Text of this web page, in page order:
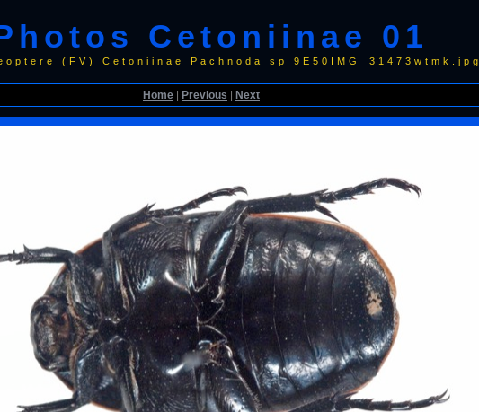
Cetoniinae 01
(FV) Cetoniinae Pachnoda sp 9E50IMG_31473wtmk.jpg
Home Previous Next